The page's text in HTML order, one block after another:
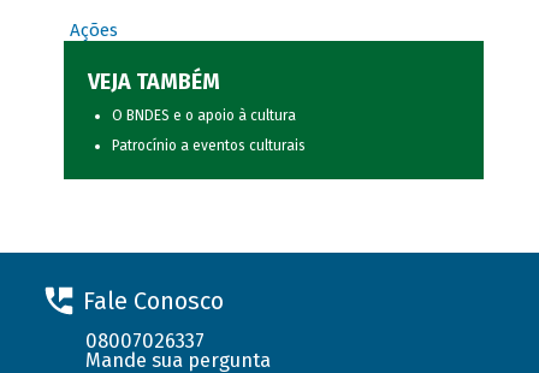
Ações
VEJA TAMBÉM
O BNDES e o apoio à cultura
Patrocínio a eventos culturais
Fale Conosco
08007026337
Mande sua pergunta